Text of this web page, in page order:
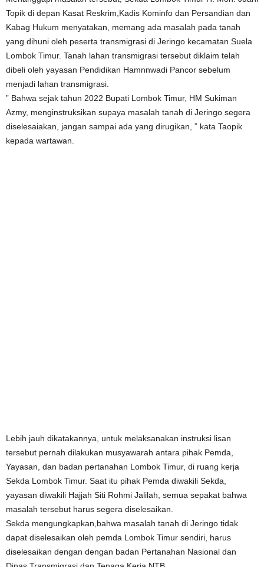
Topik di depan Kasat Reskrim,Kadis Kominfo dan Persandian dan
Kabag Hukum menyatakan, memang ada masalah pada tanah
yang dihuni oleh peserta transmigrasi di Jeringo kecamatan Suela
Lombok Timur. Tanah lahan transmigrasi tersebut diklaim telah
dibeli oleh yayasan Pendidikan Hamnnwadi Pancor sebelum
menjadi lahan transmigrasi.
” Bahwa sejak tahun 2022 Bupati Lombok Timur, HM Sukiman
Azmy, menginstruksikan supaya masalah tanah di Jeringo segera
diselesaiakan, jangan sampai ada yang dirugikan, ” kata Taopik
kepada wartawan.
Lebih jauh dikatakannya, untuk melaksanakan instruksi lisan
tersebut pernah dilakukan musyawarah antara pihak Pemda,
Yayasan, dan badan pertanahan Lombok Timur, di ruang kerja
Sekda Lombok Timur. Saat itu pihak Pemda diwakili Sekda,
yayasan diwakili Hajjah Siti Rohmi Jalilah, semua sepakat bahwa
masalah tersebut harus segera diselesaikan.
Sekda mengungkapkan,bahwa masalah tanah di Jeringo tidak
dapat diselesaikan oleh pemda Lombok Timur sendiri, harus
diselesaikan dengan dengan badan Pertanahan Nasional dan